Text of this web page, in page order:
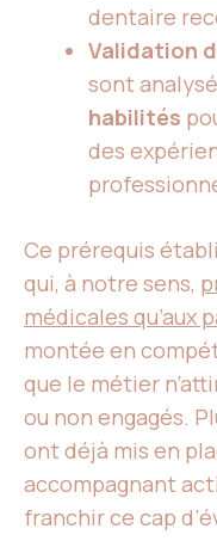
dentaire
Validation
sont
habilités
des
Ce prérequis
qui, à notre sens,
médicales qu’aux
montée en
que le métier
ou non engagés.
ont déjà mis en
accompagnant
franchir ce cap